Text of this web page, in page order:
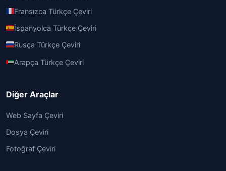
Fransızca Türkçe Çeviri
İspanyolca Türkçe Çeviri
Rusça Türkçe Çeviri
Arapça Türkçe Çeviri
Diğer Araçlar
Web Sayfa Çeviri
Dosya Çeviri
Fotoğraf Çeviri